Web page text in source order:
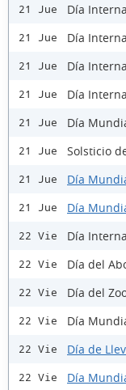
21 Jue Día
21 Jue Día
21 Jue Día
21 Jue Día
21 Jue Día
21 Jue Solsticio
21 Jue Día
21 Jue Día
22 Vie Día
22 Vie Día del
22 Vie Día del
22 Vie Día
22 Vie Día de
22 Vie Día